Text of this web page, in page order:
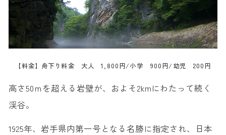
【料金】舟下り料金 大人 1,800円/小学 900円/幼児 200円
高さ50ｍを超える岩壁が、およそ2kmにわたって続く
渓谷。
1925年、岩手県内第一号となる名勝に指定され、日本